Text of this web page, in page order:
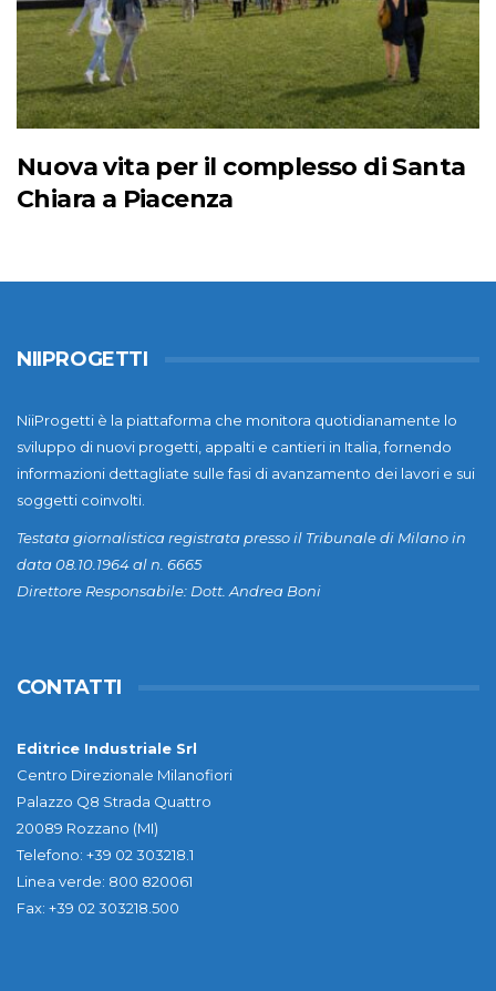
Nuova vita per il complesso di Santa
Chiara a Piacenza
NIIPROGETTI
NiiProgetti è la piattaforma che monitora quotidianamente lo
sviluppo di nuovi progetti, appalti e cantieri in Italia, fornendo
informazioni dettagliate sulle fasi di avanzamento dei lavori e sui
soggetti coinvolti.
Testata giornalistica registrata presso il Tribunale di Milano in
data 08.10.1964 al n. 6665
Direttore Responsabile: Dott. Andrea Boni
CONTATTI
Editrice Industriale Srl
Centro Direzionale Milanofiori
Palazzo Q8 Strada Quattro
20089 Rozzano (MI)
Telefono: +39 02 303218.1
Linea verde: 800 820061
Fax: +39 02 303218.500